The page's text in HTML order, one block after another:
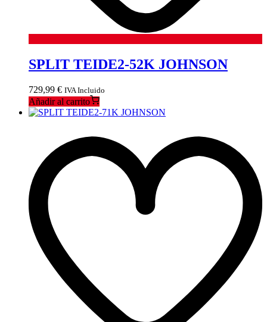
SPLIT TEIDE2-52K JOHNSON
729,99 € IVA Incluido
Añadir al carrito